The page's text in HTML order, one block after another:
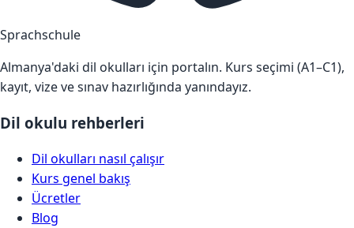
Sprachschule
Almanya'daki dil okulları için portalın. Kurs seçimi (A1–C1),
kayıt, vize ve sınav hazırlığında yanındayız.
Dil okulu rehberleri
Dil okulları nasıl çalışır
Kurs genel bakış
Ücretler
Blog